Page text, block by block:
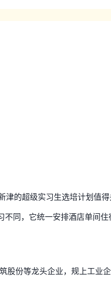
的超级实习生选培计划值得
同，它统一安排酒店单间
份等龙头企业，规上工业